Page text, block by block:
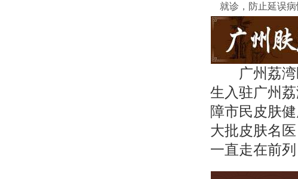
就诊，防止延误病
广州荔
生入驻广州
障市民皮肤
大批皮肤名
一直走在前列